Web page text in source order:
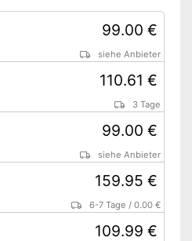
Kann auch Schaum sprühen
Terrassenreinigungsaufsatz
99.00 €
siehe Anbieter
110.61 €
3 Tage
99.00 €
siehe Anbieter
159.95 €
6-7 Tage /0.00 €
109.99 €